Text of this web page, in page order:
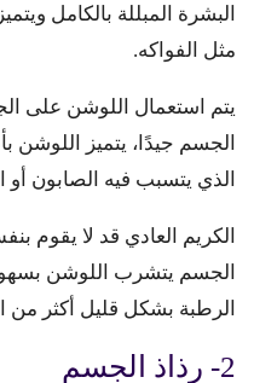
البشرة المبللة بالكامل
مثل الفواكه.
يتم استعمال اللوشن على
الجسم جيدًا، يتميز
الذي يتسبب فيه الصابون أو
الكريم العادي قد لا يقوم
الجسم يتشرب اللوشن
الرطبة بشكل قليل أكثر من
2- رذاذ الجسم